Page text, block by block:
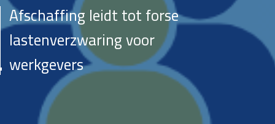
Afschaffing leidt tot forse
lastenverzwaring voor
werkgevers